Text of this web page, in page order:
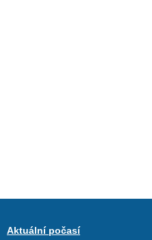
Aktuální počasí